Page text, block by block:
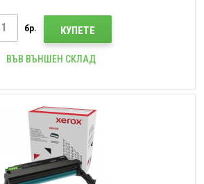
бр. КУПЕТЕ
ВЪВ ВЪНШЕН СКЛАД